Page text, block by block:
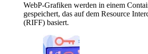
WebP-Grafiken werden in einem
gespeichert, das auf dem Resource
(RIFF) basiert.